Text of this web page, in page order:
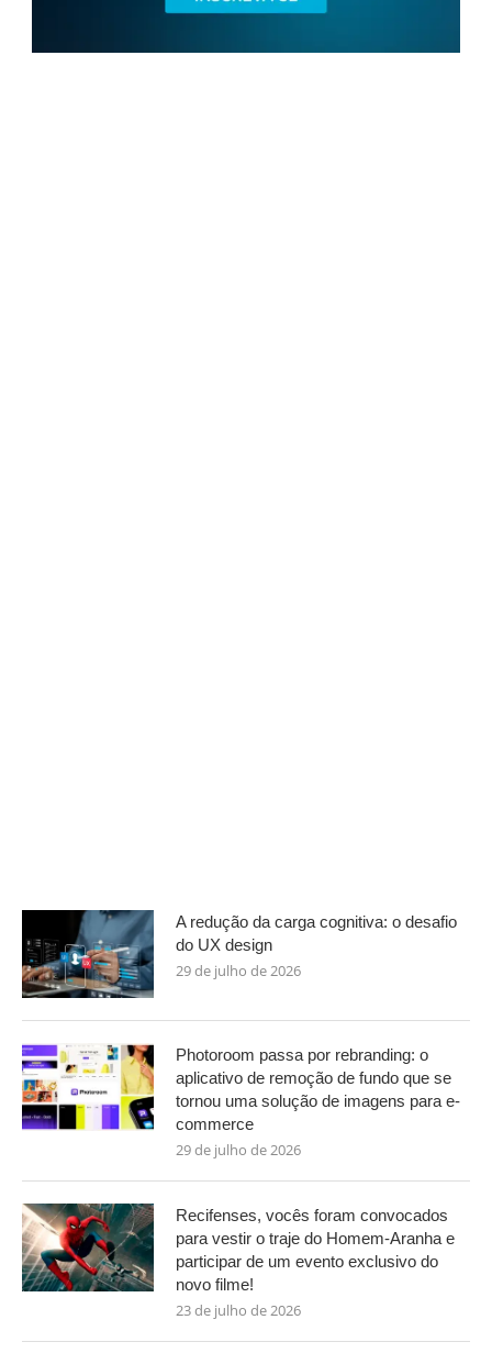
A redução da carga cognitiva: o desafio
do UX design
29 de julho de 2026
Photoroom passa por rebranding: o
aplicativo de remoção de fundo que se
tornou uma solução de imagens para e-
commerce
29 de julho de 2026
Recifenses, vocês foram convocados
para vestir o traje do Homem-Aranha e
participar de um evento exclusivo do
novo filme!
23 de julho de 2026